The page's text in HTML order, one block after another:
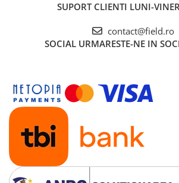
SUPORT CLIENTI LUNI-
contact@field.ro
SOCIAL URMARESTE-NE IN